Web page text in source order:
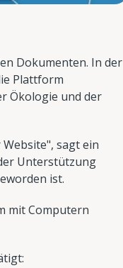
Dokumenten. In der
Plattform
Ökologie und der
sagt ein
Unterstützung
ist.
mit Computern